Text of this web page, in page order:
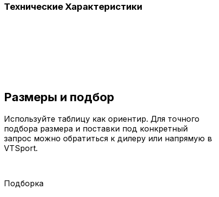
ТехническиеХарактеристики
Размеры и подбор
Используйте таблицу как ориентир. Для точного
подбора размера и поставки под конкретный
запрос можно обратиться к дилеру или напрямую в
VTSport.
Подборка